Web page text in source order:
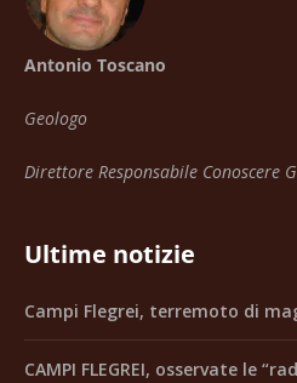
Antonio Toscano
Geologo
Direttore Responsabile Conoscere
Ultime notizie
Campi Flegrei, terremoto di
CAMPI FLEGREI, osservate le